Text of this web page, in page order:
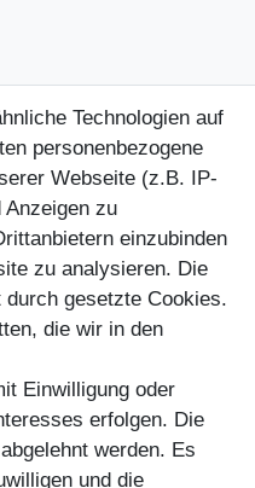
Technologien auf
personenbezogene
Webseite (z.B. IP-
zu
einzubinden
zu analysieren. Die
gesetzte Cookies.
die wir in den
Einwilligung oder
erfolgen. Die
werden. Es
und die